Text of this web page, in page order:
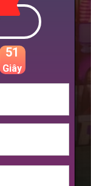
48
Giây